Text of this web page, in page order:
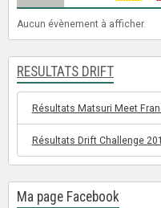
Aucun évènement à afficher.
RESULTATS DRIFT
Résultats Matsuri Meet
Résultats Drift Challenge
Ma page Facebook